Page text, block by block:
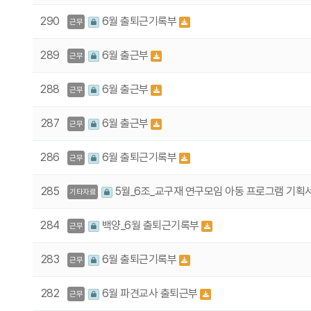
290 근무 6월 출퇴근기록부
289 근무 6월 출근부
288 근무 6월 출근부
287 근무 6월 출근부
286 근무 6월 출퇴근기록부
285 기타자료 5월_6조_교구재 연구모임 아동 프로그램 기획
284 근무 백양_6월 출퇴근기록부
283 근무 6월 출퇴근기록부
282 근무 6월 파견교사 출퇴근부